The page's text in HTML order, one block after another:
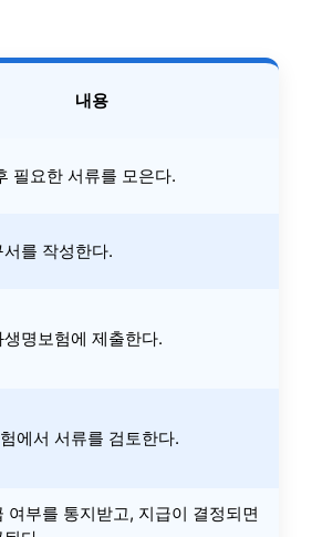
내용
필요한 서류를 모은다.
를 작성한다.
명보험에 제출한다.
에서 서류를 검토한다.
여부를 통지받고, 지급이 결정되면